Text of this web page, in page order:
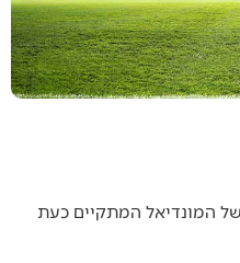
המונדיאל המתקיים כעת